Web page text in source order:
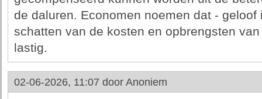
de daluren. Economen noemen dat -
schatten van de kosten en opbrengsten
lastig.
02-06-2026, 11:07 door Anoniem